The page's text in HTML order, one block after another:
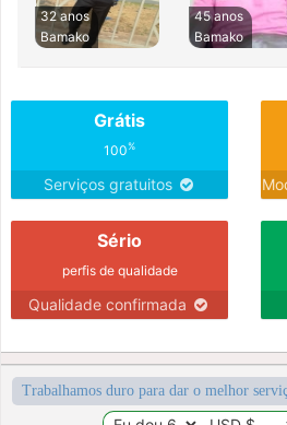
32 anos
Bamako
45 anos
Bamako
Grátis
100%
Serviços gratuitos
Sério
perfis de qualidade
Qualidade confirmada
Trabalhamos duro para dar o melhor